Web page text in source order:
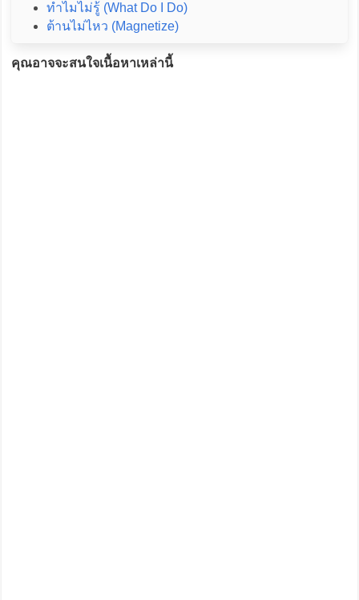
ทำไมไม่รู้ (What Do I Do)
ต้านไม่ไหว (Magnetize)
คุณอาจจะสนใจเนื้อหาเหล่านี้